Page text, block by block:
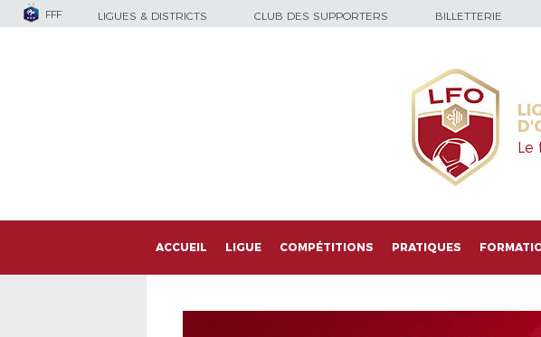
FFF LIGUES & DISTRICTS CLUB DES SUPPORTERS BILLETTERIE
Le
ACCUEIL LIGUE COMPÉTITIONS PRATIQUES